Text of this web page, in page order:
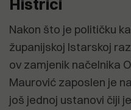
Histrici
Nakon što je političku
županijskoj Istarskoj
ov zamjenik načelnika
Maurović zaposlen je
još jednoj ustanovi čiji